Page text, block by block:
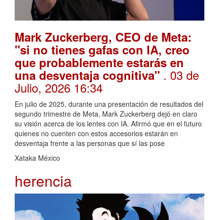
Mark Zuckerberg, CEO de Meta:
"si no tienes gafas con IA, creo
que probablemente estarás en
una desventaja cognitiva" . 03 de
Julio, 2026 16:34
En julio de 2025, durante una presentación de resultados del
segundo trimestre de Meta, Mark Zuckerberg dejó en claro
su visión acerca de los lentes con IA. Afirmó que en el futuro
quienes no cuenten con estos accesorios estarán en
desventaja frente a las personas que sí las pose
Xataka México
herencia